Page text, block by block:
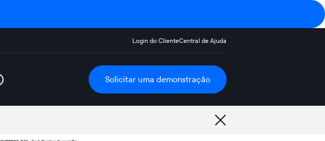
Login do ClienteCentral de Ajuda
Solicitar uma demonstração